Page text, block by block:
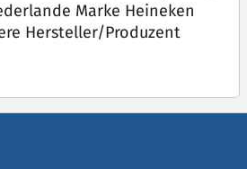
Marke Heineken
Hersteller/Produzent